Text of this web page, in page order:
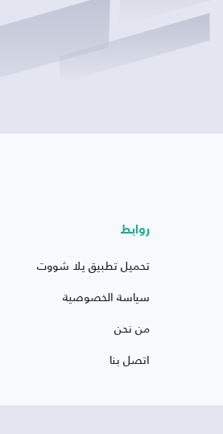
روابط
تحميل تطبيق يلا شووت
سياسة الخصوصية
من نحن
اتصل بنا